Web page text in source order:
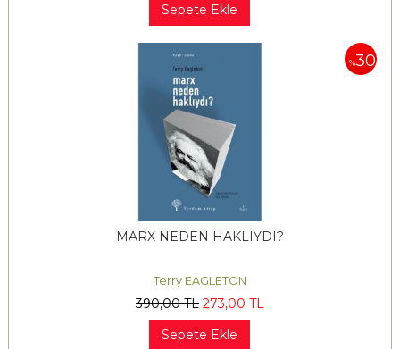
Sepete Ekle
%30
MARX NEDEN HAKLIYDI?
Terry EAGLETON
390,00TL 273,00 TL
Sepete Ekle